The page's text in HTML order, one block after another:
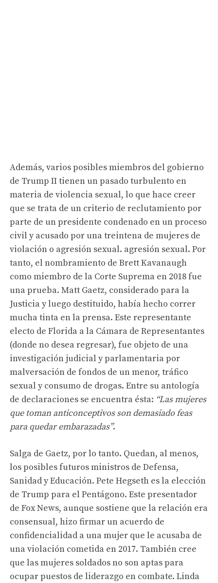
Además, varios posibles miembros del gobierno
de Trump II tienen un pasado turbulento en
materia de violencia sexual, lo que hace creer
que se trata de un criterio de reclutamiento por
parte de un presidente condenado en un proceso
civil y acusado por una treintena de mujeres de
violación o agresión sexual. agresión sexual. Por
tanto, el nombramiento de Brett Kavanaugh
como miembro de la Corte Suprema en 2018 fue
una prueba. Matt Gaetz, considerado para la
Justicia y luego destituido, había hecho correr
mucha tinta en la prensa. Este representante
electo de Florida a la Cámara de Representantes
(donde no desea regresar), fue objeto de una
investigación judicial y parlamentaria por
malversación de fondos de un menor, tráfico
sexual y consumo de drogas. Entre su antología
de declaraciones se encuentra ésta: “Las mujeres
que toman anticonceptivos son demasiado feas
para quedar embarazadas”.
Salga de Gaetz, por lo tanto. Quedan, al menos,
los posibles futuros ministros de Defensa,
Sanidad y Educación. Pete Hegseth es la elección
de Trump para el Pentágono. Este presentador
de Fox News, aunque sostiene que la relación era
consensual, hizo firmar un acuerdo de
confidencialidad a una mujer que le acusaba de
una violación cometida en 2017. También cree
que las mujeres soldados no son aptas para
ocupar puestos de liderazgo en combate. Linda